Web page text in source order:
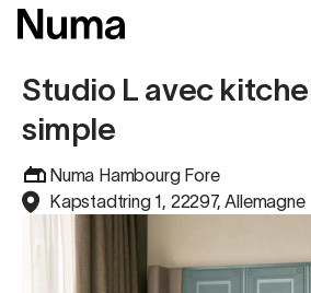
Studio L avec
simple
Numa Hambourg Fore
Kapstadtring 1, 22297, Allemagne